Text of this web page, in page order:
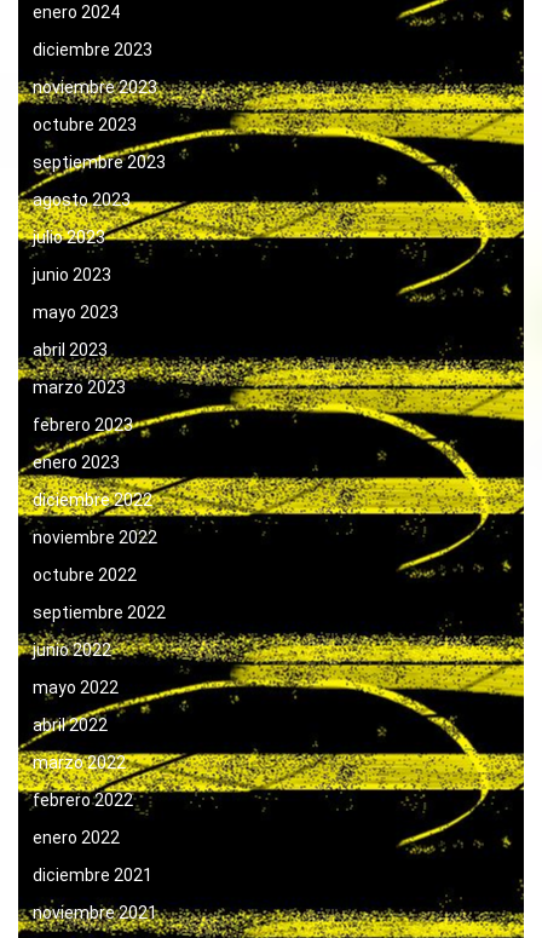
enero 2024
diciembre 2023
noviembre 2023
octubre 2023
septiembre 2023
agosto 2023
julio 2023
junio 2023
mayo 2023
abril 2023
marzo 2023
febrero 2023
enero 2023
diciembre 2022
noviembre 2022
octubre 2022
septiembre 2022
junio 2022
mayo 2022
abril 2022
marzo 2022
febrero 2022
enero 2022
diciembre 2021
noviembre 2021